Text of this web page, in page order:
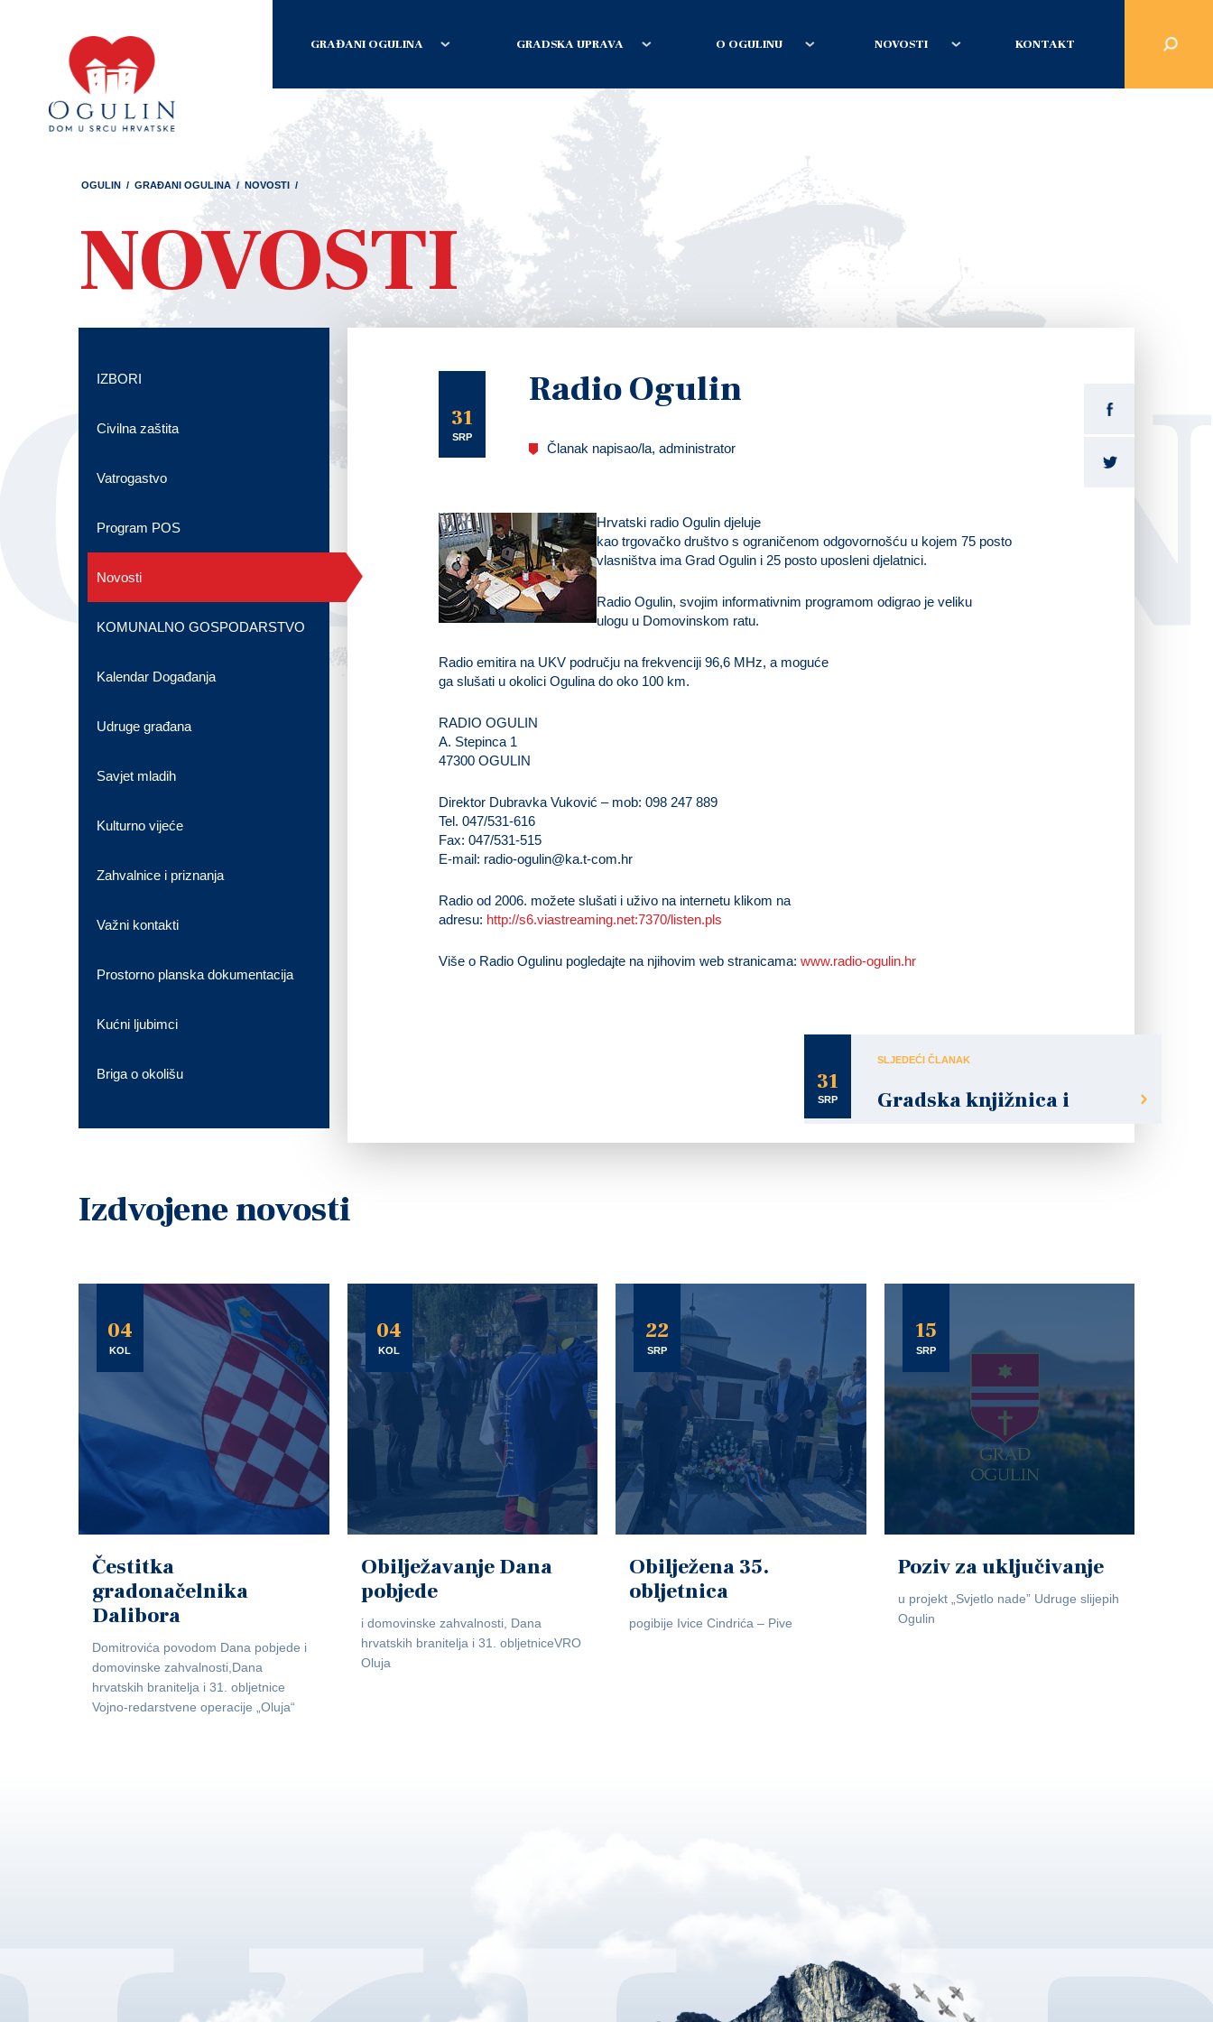
GRAĐANI OGULINA GRADSKA UPRAVA O OGULINU NOVOSTI KONTAKT
OGULIN / GRAĐANI OGULINA / NOVOSTI /
NOVOSTI
31
SRP
Radio Ogulin
Članak napisao/la, administrator
Hrvatski radio Ogulin djeluje
kao trgovačko društvo s ograničenom odgovornošću u kojem 75 posto
vlasništva ima Grad Ogulin i 25 posto uposleni djelatnici.
Radio Ogulin, svojim informativnim programom odigrao je veliku
ulogu u Domovinskom ratu.
Radio emitira na UKV području na frekvenciji 96,6 MHz, a moguće
ga slušati u okolici Ogulina do oko 100 km.
RADIO OGULIN
A. Stepinca 1
47300 OGULIN
Direktor Dubravka Vuković – mob: 098 247 889
Tel. 047/531-616
Fax: 047/531-515
E-mail: radio-ogulin@ka.t-com.hr
Radio od 2006. možete slušati i uživo na internetu klikom na
adresu: http://s6.viastreaming.net:7370/listen.pls
Više o Radio Ogulinu pogledajte na njihovim web stranicama: www.radio-ogulin.hr
31
SRP
SLJEDEĆI ČLANAK
Gradska knjižnica i
IZBORI
Civilna zaštita
Vatrogastvo
Program POS
Novosti
KOMUNALNO GOSPODARSTVO
Kalendar Događanja
Udruge građana
Savjet mladih
Kulturno vijeće
Zahvalnice i priznanja
Važni kontakti
Prostorno planska dokumentacija
Kućni ljubimci
Briga o okolišu
Izdvojene novosti
04
KOL
Čestitka
gradonačelnika
Dalibora
Domitrovića povodom Dana pobjede i
domovinske zahvalnosti,Dana
hrvatskih branitelja i 31. obljetnice
Vojno-redarstvene operacije „Oluja“
04
KOL
Obilježavanje Dana
pobjede
i domovinske zahvalnosti, Dana
hrvatskih branitelja i 31. obljetniceVRO
Oluja
22
SRP
Obilježena 35.
obljetnica
pogibije Ivice Cindrića – Pive
15
SRP
Poziv za uključivanje
u projekt „Svjetlo nade” Udruge slijepih
Ogulin